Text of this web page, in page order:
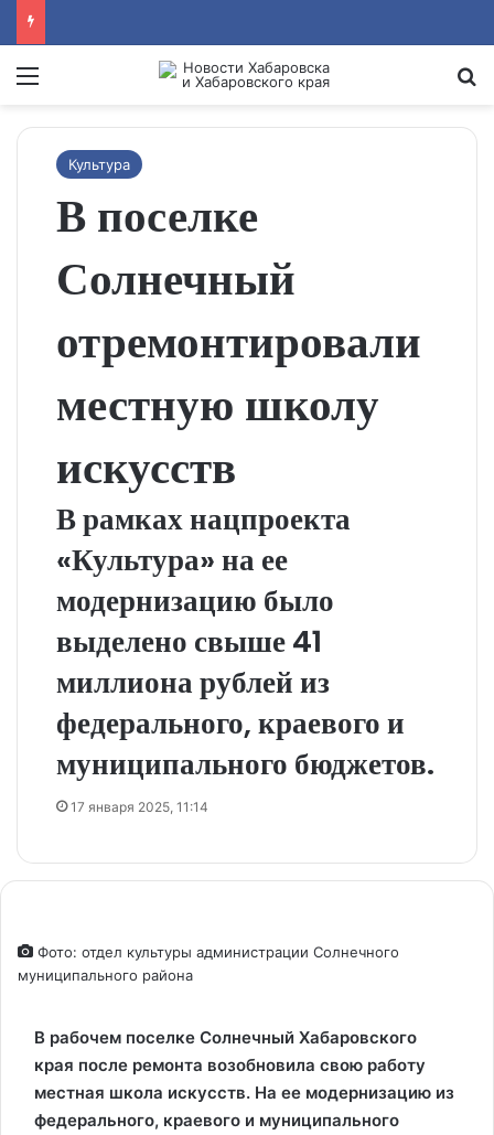
Menu
Культура
В поселке
Солнечный
отремонтировали
местную школу
искусств
В рамках нацпроекта
«Культура» на ее
модернизацию было
выделено свыше 41
миллиона рублей из
федерального, краевого и
муниципального бюджетов.
17 января 2025, 11:14
Фото: отдел культуры администрации Солнечного
муниципального района
В рабочем поселке Солнечный Хабаровского
края после ремонта возобновила свою работу
местная школа искусств. На ее модернизацию из
федерального, краевого и муниципального